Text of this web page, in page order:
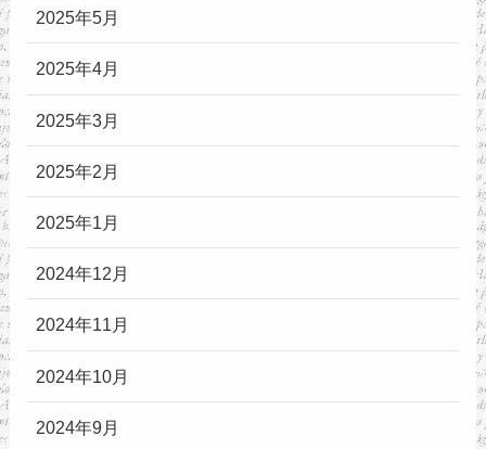
2025年5月
2025年4月
2025年3月
2025年2月
2025年1月
2024年12月
2024年11月
2024年10月
2024年9月